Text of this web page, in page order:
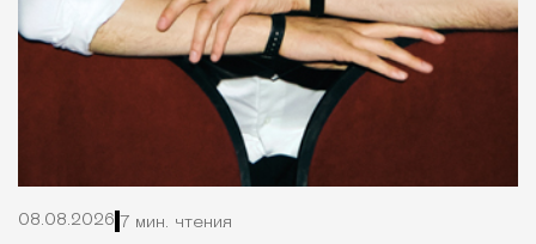
08.08.2026 7 мин. чтения